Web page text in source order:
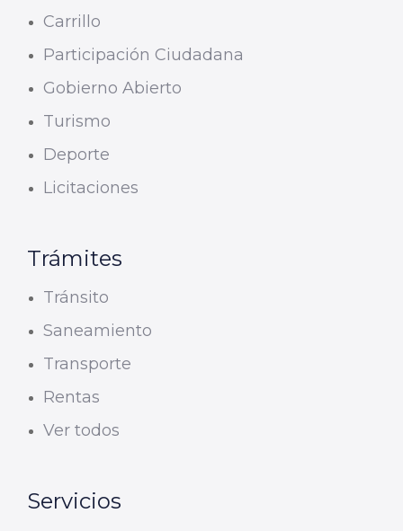
Carrillo
Participación Ciudadana
Gobierno Abierto
Turismo
Deporte
Licitaciones
Trámites
Tránsito
Saneamiento
Transporte
Rentas
Ver todos
Servicios